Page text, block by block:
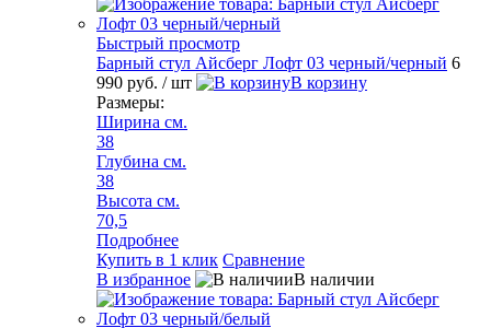
Быстрый просмотр
Барный стул Айсберг Лофт 03 черный/черный 6
990 руб. / шт
В корзину
Размеры:
Ширина см.
38
Глубина см.
38
Высота см.
70,5
Подробнее
Купить в 1 клик Сравнение
В избранное
В наличии